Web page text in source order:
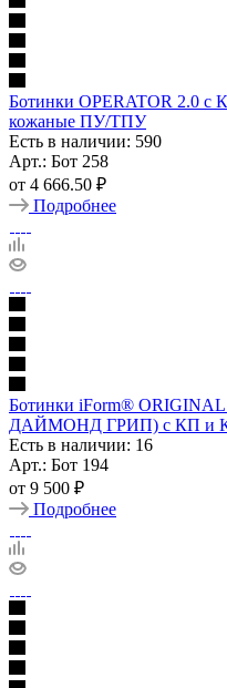
Ботинки OPERATOR 2.0 с
кожаные ПУ/ТПУ
Есть в наличии: 590
Арт.: Бот 258
от 4 666.50 ₽
Подробнее
Ботинки iForm®
ДАЙМОНД ГРИП) с КП и
Есть в наличии: 16
Арт.: Бот 194
от 9 500 ₽
Подробнее